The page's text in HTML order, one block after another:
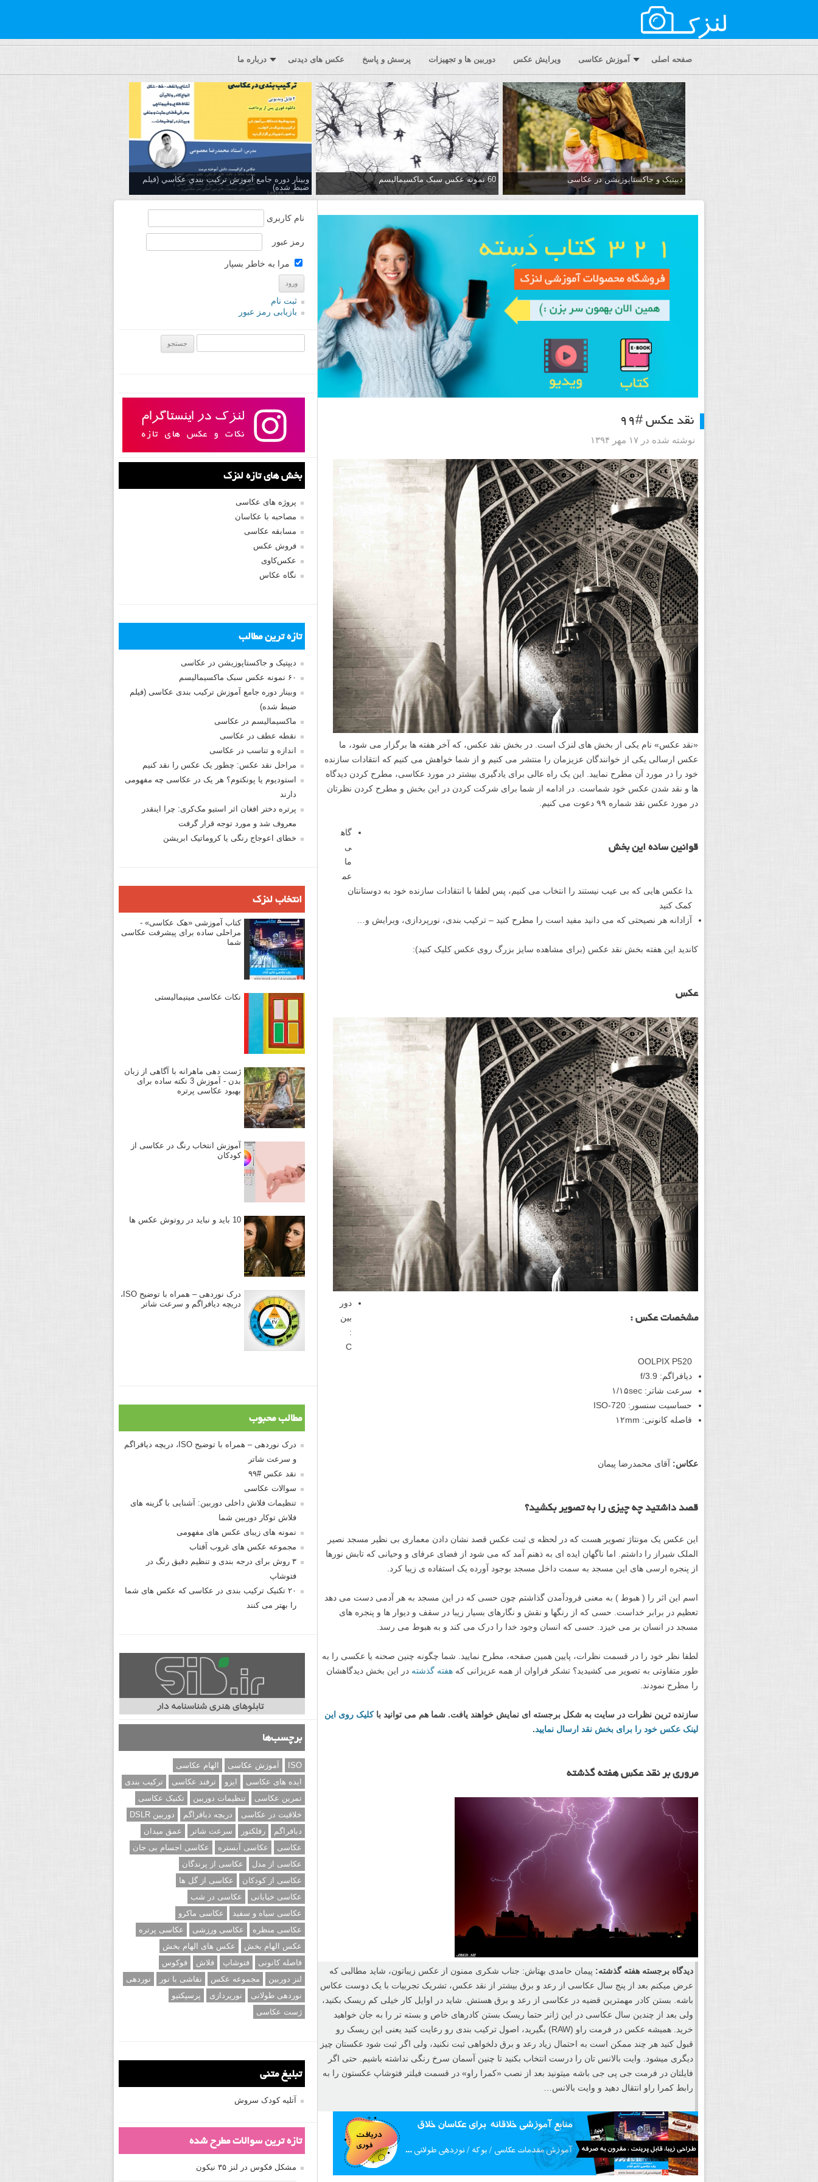
صفحه اصلی آموزش عکاسی ویرایش عکس دوربین ها و تجهیزات پرسش و پاسخ عکس های دیدنی درباره ما
دیپتیک و جاکستا‌پوزیشن در عکاسی 60 نمونه عکس سبک ماکسیمالیسم
وبینار دوره جامع آموزش تركيب بندي عكاسي (فیلم
ضبط شده)
نقد عکس #۹۹
نوشته شده در ۱۷ مهر ۱۳۹۴
«نقد عکس» نام یکی از بخش های لنزک است. در بخش نقد عکس، که آخر هفته ها برگزار می شود، ما
عکس ارسالی یکی از خوانندگان عزیزمان را منتشر می کنیم و از شما خواهش می کنیم که انتقادات سازنده
خود را در مورد آن مطرح نمایید. این یک راه عالی برای یادگیری بیشتر در مورد عکاسی، مطرح کردن دیدگاه
ها و نقد شدن عکس خود شماست. در ادامه از شما برای شرکت کردن در این بخش و مطرح کردن نظرتان
در مورد عکس نقد شماره ۹۹ دعوت می کنیم.
قوانین ساده این بخش
گاه
ی
ما
عم
دا عکس هایی که بی عیب نیستند را انتخاب می کنیم، پس لطفا با انتقادات سازنده خود به دوستانتان
کمک کنید
آزادانه هر نصیحتی که می دانید مفید است را مطرح کنید – ترکیب بندی، نورپردازی، ویرایش و…
کاندید این هفته بخش نقد عکس (برای مشاهده سایز بزرگ روی عکس کلیک کنید):
عکس
مشخصات عکس :
دور
بین
:
C
OOLPIX P520
دیافراگم: f/3.9
سرعت شاتر: ۱/۱۵sec
حساسیت سنسور: ISO-720
فاصله کانونی: ۱۲mm
عکاس: آقای محمدرضا پیمان
قصد داشتید چه چیزی را به تصویر بکشید؟
این عکس یک مونتاژ تصویر هست که در لحظه ی ثبت عکس قصد نشان دادن معماری بی نظیر مسجد نصیر
الملک شیراز را داشتم. اما ناگهان ایده ای به ذهنم آمد که می شود از فضای عرفای و وحیانی که تابش نورها
از پنجره ارسی های این مسجد به سمت داخل مسجد بوجود آورده یک استفاده ی زیبا کرد.
اسم این اثر را ( هبوط ) به معنی فرودآمدن گذاشتم چون حسی که در این مسجد به هر آدمی دست می دهد
تعظیم در برابر خداست. حسی که از رنگها و نقش و نگارهای بسیار زیبا در سقف و دیوار ها و پنجره های
مسجد در انسان بر می خیزد. حسی که انسان وجود خدا را درک می کند و به هبوط می رسد.
لطفا نظر خود را در قسمت نظرات، پایین همین صفحه، مطرح نمایید. شما چگونه چنین صحنه یا عکسی را به
طور متفاوتی به تصویر می کشیدید؟ تشکر فراوان از همه عزیزانی که هفته گذشته در این بخش دیدگاهشان
را مطرح نمودند.
سازنده ترین نظرات در سایت به شکل برجسته ای نمایش خواهند یافت. شما هم می توانید باکلیک روی این
لینک عکس خود را برای بخش نقد ارسال نمایید.
مروری بر نقد عکس هفته گذشته
دیدگاه برجسته هفته گذشته: پیمان حامدی بهتاش: جناب شکری ممنون از عکس زیباتون، شاید مطالبی که
عرض میکنم بعد از پنج سال عکاسی از رعد و برق بیشتر از نقد عکس، تشریک تجربیات با یک دوست عکاس
باشه. بستن کادر مهمترین قضیه در عکاسی از رعد و برق هستش. شاید در اوایل کار خیلی کم ریسک بکنید،
ولی بعد از چندین سال عکاسی در این ژانر حتما ریسک بستن کادرهای خاص و بسته تر را به جان خواهید
خرید. همیشه عکس در فرمت راو (RAW) بگیرید، اصول ترکیب بندی رو رعایت کنید یعنی این ریسک رو
قبول کنید هر چند ممکن است به احتمال زیاد رعد و برق دلخواهی ثبت نکنید، ولی اگر ثبت شود عکستان چیز
دیگری میشود. وایت بالانس تان را درست انتخاب بکنید تا چنین آسمان سرخ رنگی نداشته باشیم. حتی اگر
فایلتان در فرمت جی پی جی باشه میتونید بعد از نصب «کمرا راو» در قسمت فیلتر فتوشاپ عکستون را به
رابط کمرا راو انتقال دهید و وایت بالانس…
نام کاربری
رمز عبور
مرا به خاطر بسپار
ثبت نام
بازیابی رمز عبور
بخش های تازه لنزک
پروژه های عکاسی
مصاحبه با عکاسان
مسابقه عکاسی
فروش عکس
عکس‌کاوی
نگاه عکاس
تازه ترین مطالب
دیپتیک و جاکستا‌پوزیشن در عکاسی
۶۰ نمونه عکس سبک ماکسیمالیسم
وبینار دوره جامع آموزش ترکیب بندی عکاسی (فیلم
ضبط شده)
ماکسیمالیسم در عکاسی
نقطه عطف در عکاسی
اندازه و تناسب در عکاسی
مراحل نقد عکس: چطور یک عکس را نقد کنیم
استودیوم یا پونکتوم؟ هر یک در عکاسی چه مفهومی
دارند
پرتره دختر افغان اثر استیو مک‌کری: چرا اینقدر
معروف شد و مورد توجه قرار گرفت
خطای اعوجاج رنگی یا کروماتیک ابریشن
انتخاب لنزک
کتاب آموزشی «هک عکاسی» -
مراحلی ساده برای پیشرفت عکاسی
شما
نکات عکاسی مینیمالیستی
ژست دهی ماهرانه با آگاهی از زبان
بدن - آموزش 3 نکته ساده برای
بهبود عکاسی پرتره
آموزش انتخاب رنگ در عکاسی از
کودکان
10 باید و نباید در روتوش عکس ها
درک نوردهی – همراه با توضیح ISO،
دریچه دیافراگم و سرعت شاتر
مطالب محبوب
درک نوردهی – همراه با توضیح ISO، دریچه دیافراگم
و سرعت شاتر
نقد عکس #۹۹
سوالات عکاسی
تنظیمات فلاش داخلی دوربین: آشنایی با گزینه های
فلاش توکار دوربین شما
نمونه های زیبای عکس های مفهومی
مجموعه عکس های غروب آفتاب
۳ روش برای درجه بندی و تنظیم دقیق رنگ در
فتوشاپ
۲۰ تکنیک ترکیب بندی در عکاسی که عکس های شما
را بهتر می کنند
برچسب‌ها
ISO آموزش عکاسی
الهام عکاسی
ایده های عکاسی
ایزو ترفند عکاسی
ترکیب بندی
تمرین عکاسی
تنظیمات دوربین
تکنیک عکاسی
خلاقیت در عکاسی
دریچه دیافراگم
دوربین DSLR
دیافراگم
رفلکتور سرعت شاتر
عمق میدان
عکاسی
عکاسی آبستره
عکاسی اجسام بی جان
عکاسی از مدل
عکاسی از پرندگان
عکاسی از کودکان
عکاسی از گل ها
عکاسی خیابانی
عکاسی در شب
عکاسی سیاه و سفید
عکاسی ماکرو
عکاسی منظره
عکاسی ورزشی
عکاسی پرتره
عکس الهام بخش
عکس های الهام بخش
فاصله کانونی
فتوشاپ فلاش
فوکوس
لنز دوربین
مجموعه عکس نقاشی با نور
نوردهی
نوردهی طولانی
نورپردازی
پرسپکتیو
ژست عکاسی
تبلیغ متنی
آتلیه کودک سروش
تازه ترین سوالات مطرح شده
مشکل فکوس در لنز ۳۵ نیکون